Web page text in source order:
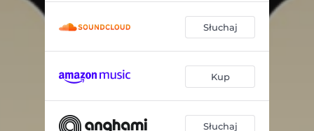
Słuchaj
Kup
Słuchaj